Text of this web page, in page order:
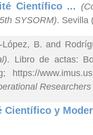
Científico ...
SYSORM). Sevilla
B. and
. Libro de actas:
https://
Científico y